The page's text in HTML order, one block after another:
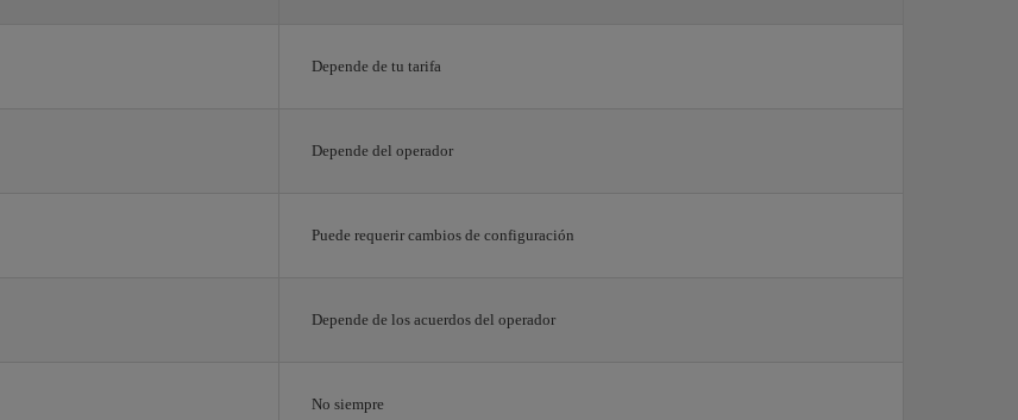
Depende de tu tarifa
Depende del operador
Puede requerir cambios de configuración
Depende de los acuerdos del operador
No siempre